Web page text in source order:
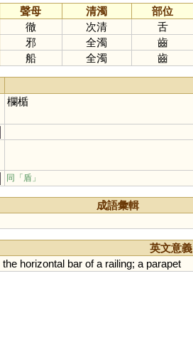
聲母 清濁 部位
徹
次清 舌
邪
全濁 齒
船
全濁 齒
欄楯
同「 盾 」
成語彙輯
英文意義
the horizontal bar of a railing; a parapet